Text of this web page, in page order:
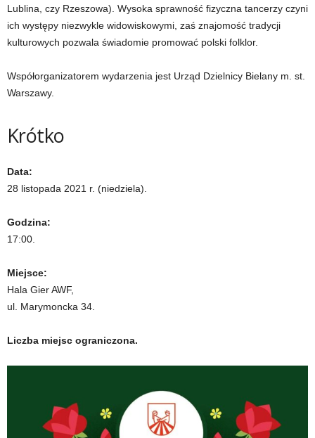
Lublina, czy Rzeszowa). Wysoka sprawność fizyczna tancerzy czyni
ich występy niezwykle widowiskowymi, zaś znajomość tradycji
kulturowych pozwala świadomie promować polski folklor.
Współorganizatorem wydarzenia jest Urząd Dzielnicy Bielany m. st.
Warszawy.
Krótko
Data:
28 listopada 2021 r. (niedziela).
Godzina:
17:00.
Miejsce:
Hala Gier AWF,
ul. Marymoncka 34.
Liczba miejsc ograniczona.